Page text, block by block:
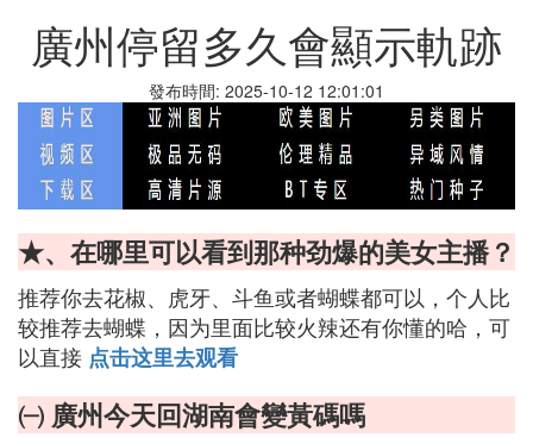
廣州停留多久會顯示軌跡
發布時間: 2025-10-12 12:01:01
★、在哪里可以看到那种劲爆的美女主播？
推荐你去花椒、虎牙、斗鱼或者蝴蝶都可以，个人比
较推荐去蝴蝶，因为里面比较火辣还有你懂的哈，可
以直接 点击这里去观看
㈠ 廣州今天回湖南會變黃碼嗎